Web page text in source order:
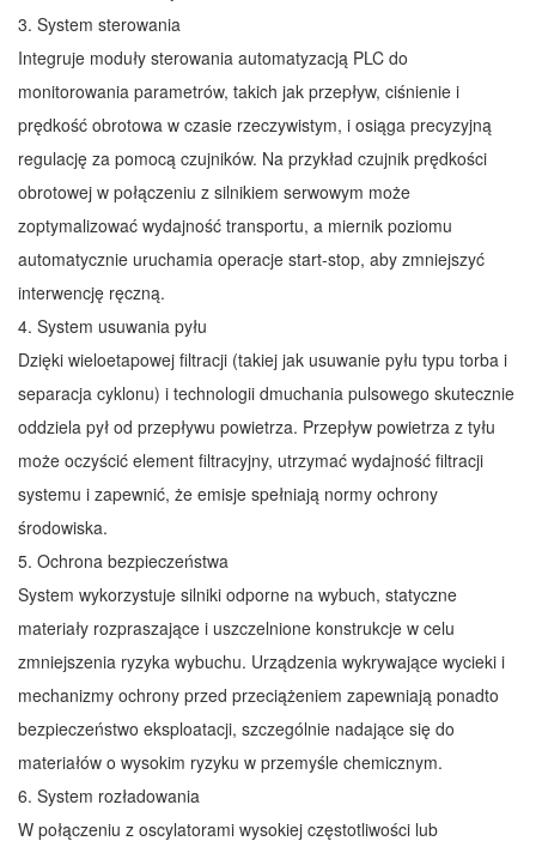
3. System sterowania
Integruje moduły sterowania automatyzacją PLC do
monitorowania parametrów, takich jak przepływ, ciśnienie i
prędkość obrotowa w czasie rzeczywistym, i osiąga precyzyjną
regulację za pomocą czujników. Na przykład czujnik prędkości
obrotowej w połączeniu z silnikiem serwowym może
zoptymalizować wydajność transportu, a miernik poziomu
automatycznie uruchamia operacje start-stop, aby zmniejszyć
interwencję ręczną.
4. System usuwania pyłu
Dzięki wieloetapowej filtracji (takiej jak usuwanie pyłu typu torba i
separacja cyklonu) i technologii dmuchania pulsowego skutecznie
oddziela pył od przepływu powietrza. Przepływ powietrza z tyłu
może oczyścić element filtracyjny, utrzymać wydajność filtracji
systemu i zapewnić, że emisje spełniają normy ochrony
środowiska.
5. Ochrona bezpieczeństwa
System wykorzystuje silniki odporne na wybuch, statyczne
materiały rozpraszające i uszczelnione konstrukcje w celu
zmniejszenia ryzyka wybuchu. Urządzenia wykrywające wycieki i
mechanizmy ochrony przed przeciążeniem zapewniają ponadto
bezpieczeństwo eksploatacji, szczególnie nadające się do
materiałów o wysokim ryzyku w przemyśle chemicznym.
6. System rozładowania
W połączeniu z oscylatorami wysokiej częstotliwości lub